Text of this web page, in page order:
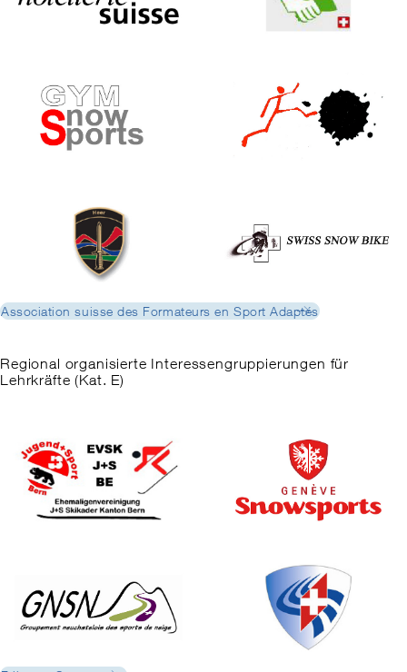
Association suisse des Formateurs en Sport Adaptés
Regional organisierte Interessengruppierungen für
Lehrkräfte (Kat. E)